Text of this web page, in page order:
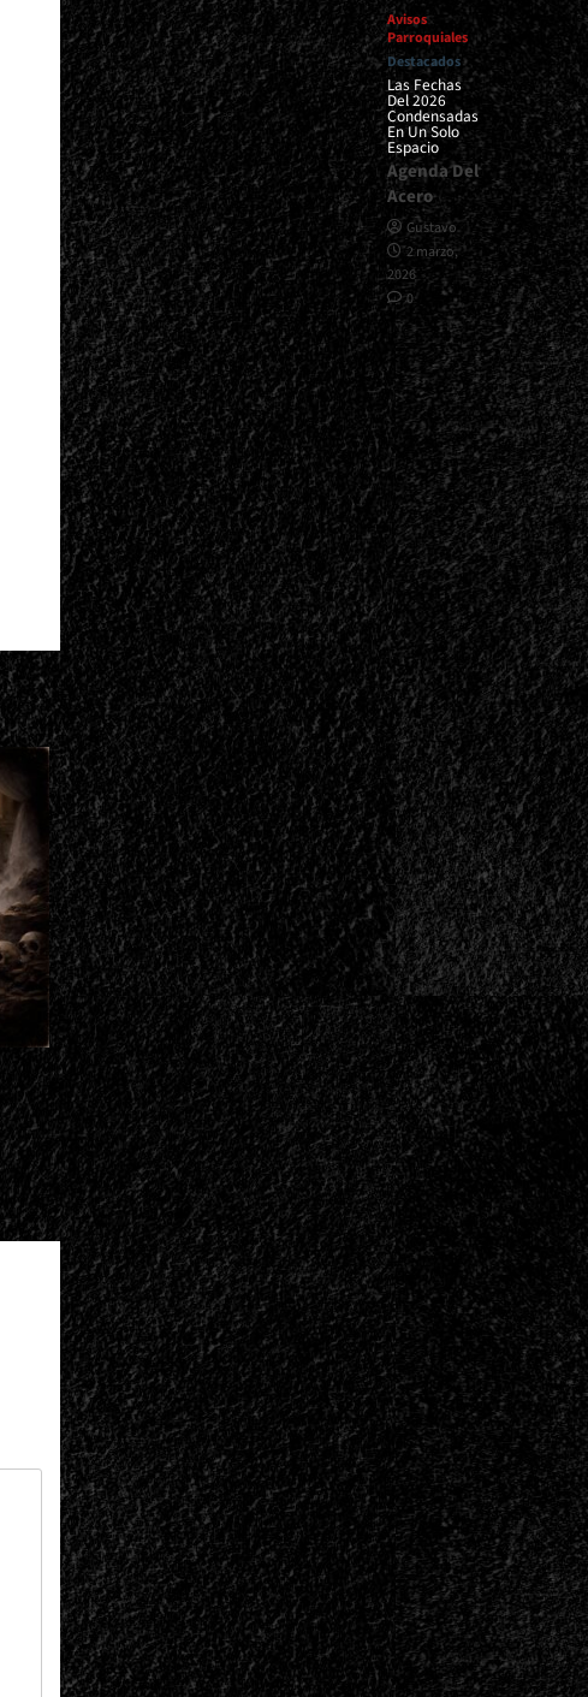
Avisos
Parroquiales
Destacados
Las Fechas
Del 2026
Condensadas
En Un Solo
Espacio
Agenda Del
Acero
Gustavo
2 marzo,
2026
0